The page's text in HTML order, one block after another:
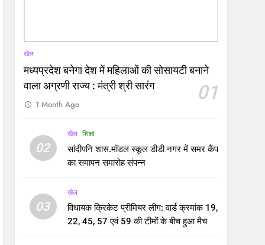
खेल
मध्यप्रदेश बनेगा देश में महिलाओं की सोसायटी बनाने
वाला अग्रणी राज्य : मंत्री श्री सारंग
01
1 Month Ago
02
खेल शिक्षा
सांदीपनि शास.मॉडल स्कूल डीडी नगर में समर कैंप
का समापन समारोह संपन्न
03
खेल
विधायक क्रिकेट प्रीमियर लीग: वार्ड क्रमांक 19,
22, 45, 57 एवं 59 की टीमों के बीच हुआ मैच